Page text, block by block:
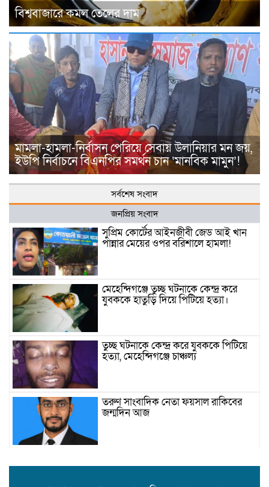
বিশ্ববাজারে কমল তেলের দাম
মামলা-হামলা-নির্বাসন পেরিয়ে সেবায় উলানিয়ার মন জয়,
ইউপি নির্বাচনে বিএনপির সমর্থন চান ‘মানবিক মামুন’!
সর্বশেষ সংবাদ
জনপ্রিয় সংবাদ
সুপ্রিম কোর্টের আইনজীবী জেড আই খান
পান্নার মেয়ের ওপর বরিশালে হামলা!
মেহেন্দিগঞ্জে তুচ্ছ ঘটনাকে কেন্দ্র করে
যুবককে হাতুড়ি দিয়ে পিটিয়ে হত্যা।
তুচ্ছ ঘটনাকে কেন্দ্র করে যুবককে পিটিয়ে
হত্যা, মেহেন্দিগঞ্জে চাঞ্চল্য
তরুণ সাংবাদিক নেতা ফয়সাল রাকিবের
জন্মদিন আজ